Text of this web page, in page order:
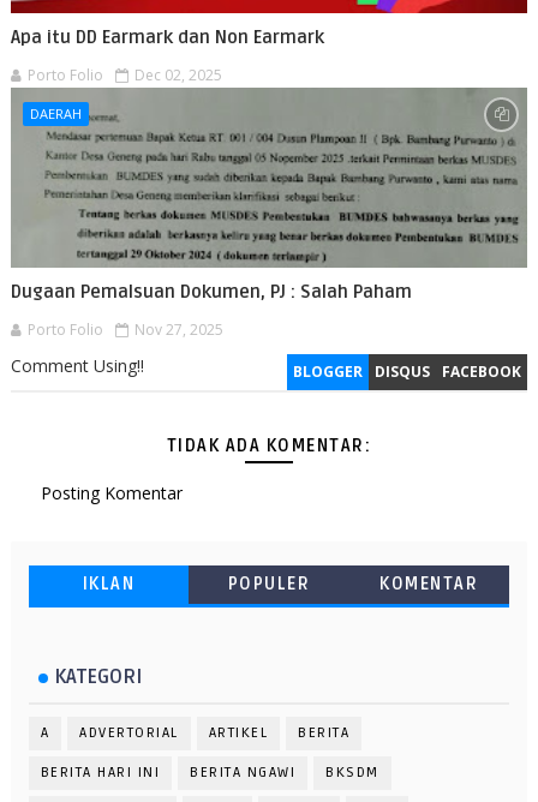
Apa itu DD Earmark dan Non Earmark
Porto Folio Dec 02, 2025
DAERAH
Dugaan Pemalsuan Dokumen, PJ : Salah Paham
Porto Folio Nov 27, 2025
BLOGGER DISQUS FACEBOOK
Comment Using!!
TIDAK ADA KOMENTAR:
Posting Komentar
IKLAN POPULER KOMENTAR
KATEGORI
A ADVERTORIAL ARTIKEL BERITA
BERITA HARI INI BERITA NGAWI BKSDM